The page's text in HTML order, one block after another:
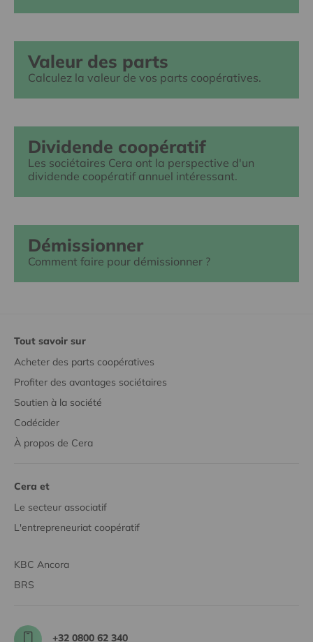
Valeur des parts
Calculez la valeur de vos parts coopératives.
Dividende coopératif
Les sociétaires Cera ont la perspective d'un
dividende coopératif annuel intéressant.
Démissionner
Comment faire pour démissionner ?
Tout savoir sur
Acheter des parts coopératives
Profiter des avantages sociétaires
Soutien à la société
Codécider
À propos de Cera
Cera et
Le secteur associatif
L'entrepreneuriat coopératif
KBC Ancora
BRS
+32 0800 62 340